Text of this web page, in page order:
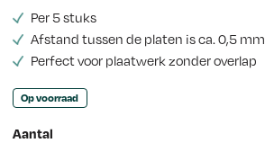
s
d
Per 5 stuks
Afstand tussen de platen is ca. 0,5 mm
Perfect voor plaatwerk zonder overlap
Op voorraad
Aantal